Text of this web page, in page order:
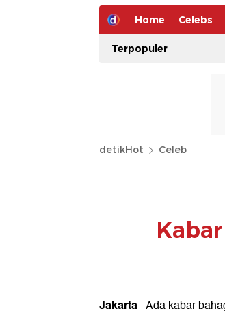
Home Celebs
Terpopuler
detikHot Celeb
Jakarta- Ada kabar